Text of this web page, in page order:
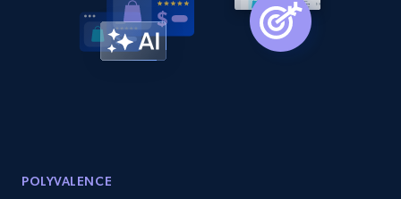
URL, Product id, Listing inventory id, Title, Rating,
Reviews count shop, Reviews count item, Initial
price, and more.
Etsy - Collect data on products using
POLYVALENCE